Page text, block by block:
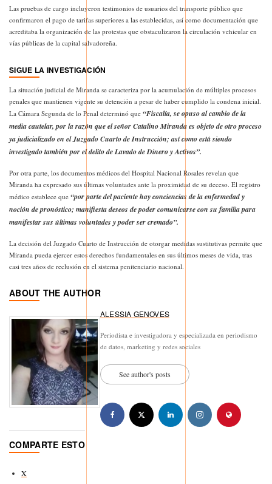
— Fiscalía General de la República El Salvador (@FGR_SV)October 7, 2023
Las pruebas de cargo incluyeron testimonios de usuarios del transporte público que
confirmaron el pago de tarifas superiores a las establecidas, así como documentación que
acreditaba la organización de las protestas que obstaculizaron la circulación vehicular en
vías públicas de la capital salvadoreña.
SIGUE LA INVESTIGACIÓN
La situación judicial de Miranda se caracteriza por la acumulación de múltiples procesos
penales que mantienen vigente su detención a pesar de haber cumplido la condena inicial.
La Cámara Segunda de lo Penal determinó que “Fiscalía, se opuso al cambio de la
media cautelar, por la razón que el señor Catalino Miranda es objeto de otro proceso
ya judicializado en el Juzgado Cuarto de Instrucción; así como está siendo
investigado también por el delito de Lavado de Dinero y Activos”.
Por otra parte, los documentos médicos del Hospital Nacional Rosales revelan que
Miranda ha expresado sus últimas voluntades ante la proximidad de su deceso. El registro
médico establece que “por parte del paciente hay conciencias de la enfermedad y
noción de pronóstico; manifiesta deseos de poder comunicarse con su familia para
manifestar sus últimas voluntades y poder ser cremado”.
La decisión del Juzgado Cuarto de Instrucción de otorgar medidas sustitutivas permite que
Miranda pueda ejercer estos derechos fundamentales en sus últimos meses de vida, tras
casi tres años de reclusión en el sistema penitenciario nacional.
ABOUT THE AUTHOR
ALESSIA GENOVES
Periodista e investigadora y especializada en periodismo
de datos, marketing y redes sociales
See author's posts
COMPARTE ESTO
X